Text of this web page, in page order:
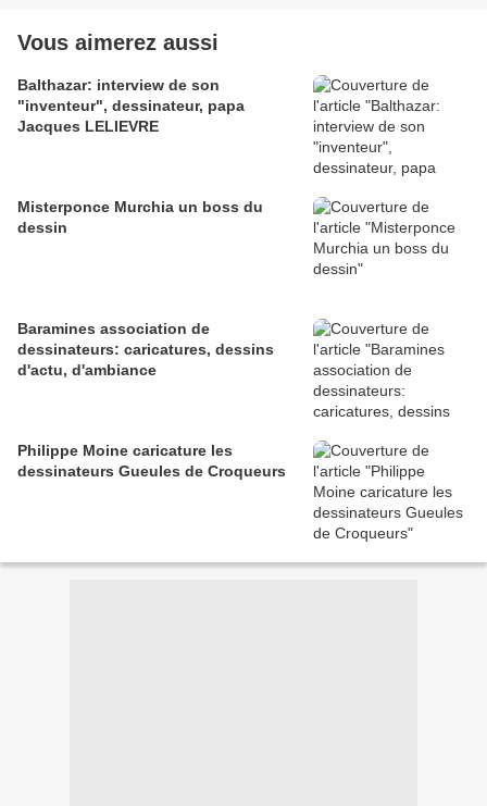
Vous aimerez aussi
Balthazar: interview de son
"inventeur", dessinateur, papa
Jacques LELIEVRE
Misterponce Murchia un boss du
dessin
Baramines association de
dessinateurs: caricatures, dessins
d'actu, d'ambiance
Philippe Moine caricature les
dessinateurs Gueules de Croqueurs